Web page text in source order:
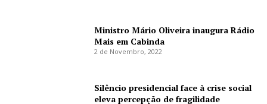
Ministro Mário Oliveira inaugura Rádio
Mais em Cabinda
2 de Novembro, 2022
Silêncio presidencial face à crise social
eleva percepção de fragilidade